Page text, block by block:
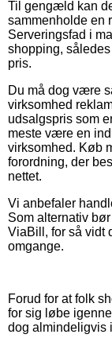
Til gengæld kan
sammenholde en
Serveringsfad i
shopping,
pris.
Du må dog være
virksomhed
udsalgspris som
meste være en
virksomhed. Køb
forordning, der
nettet.
Vi anbefaler
Som alternativ
ViaBill, for så vidt
omgange.
Forud for at folk
for sig løbe
dog almindeligvis